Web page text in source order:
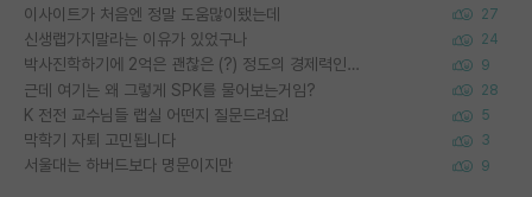
이사이트가 처음엔 정말 도움많이됐는데 27
신생랩가지말라는 이유가 있었구나 24
박사진학하기에 2억은 괜찮은 (?) 정도의 경제력인가요 9
근데 여기는 왜 그렇게 SPK를 물어보는거임? 28
K 전전 교수님들 랩실 어떤지 질문드려요! 5
막학기 자퇴 고민됩니다 3
서울대는 하버드보다 명문이지만 9